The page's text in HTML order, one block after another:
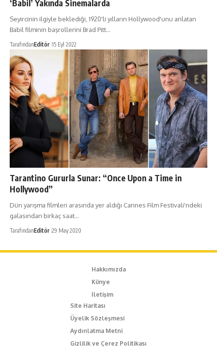
‘Babil’ Yakında Sinemalarda
Seyircinin ilgiyle beklediği, 1920'li yılların Hollywood'unu anlatan
Babil filminin başrollerini Brad Pitt…
TarafındanEditör 15 Eyl 2022
Tarantino Gururla Sunar: “Once Upon a Time in
Hollywood”
Dün yarışma filmleri arasında yer aldığı Cannes Film Festivali'ndeki
galasından birkaç saat…
TarafındanEditör 29 May 2020
Hakkımızda
Künye
İletişim
Site Haritası
Üyelik Sözleşmesi
Aydınlatma Metni
Gizlilik ve Çerez Politikası